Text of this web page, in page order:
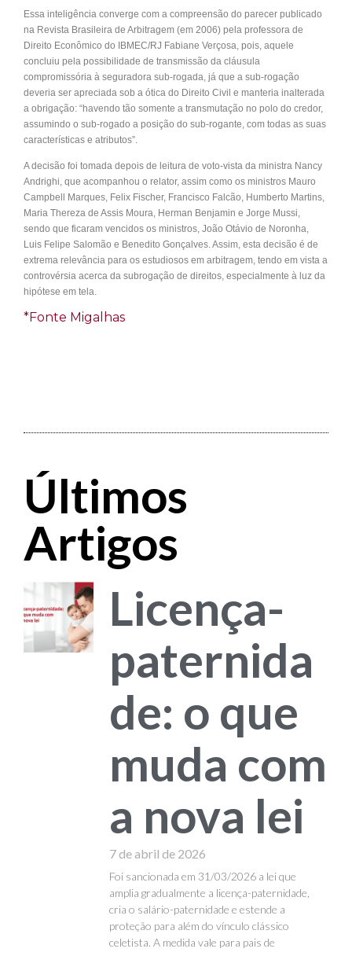
Essa inteligência converge com a compreensão do parecer publicado
na Revista Brasileira de Arbitragem (em 2006) pela professora de
Direito Econômico do IBMEC/RJ Fabiane Verçosa, pois, aquele
concluiu pela possibilidade de transmissão da cláusula
compromissória à seguradora sub-rogada, já que a sub-rogação
deveria ser apreciada sob a ótica do Direito Civil e manteria inalterada
a obrigação: “havendo tão somente a transmutação no polo do credor,
assumindo o sub-rogado a posição do sub-rogante, com todas as suas
características e atributos”.
A decisão foi tomada depois de leitura de voto-vista da ministra Nancy
Andrighi, que acompanhou o relator, assim como os ministros Mauro
Campbell Marques, Felix Fischer, Francisco Falcão, Humberto Martins,
Maria Thereza de Assis Moura, Herman Benjamin e Jorge Mussi,
sendo que ficaram vencidos os ministros, João Otávio de Noronha,
Luis Felipe Salomão e Benedito Gonçalves. Assim, esta decisão é de
extrema relevância para os estudiosos em arbitragem, tendo em vista a
controvérsia acerca da subrogação de direitos, especialmente à luz da
hipótese em tela.
*Fonte Migalhas
Últimos
Artigos
Licença-
paternida
de: o que
muda com
a nova lei
7 de abril de 2026
Foi sancionada em 31/03/2026 a lei que
amplia gradualmente a licença-paternidade,
cria o salário-paternidade e estende a
proteção para além do vínculo clássico
celetista. A medida vale para pais de